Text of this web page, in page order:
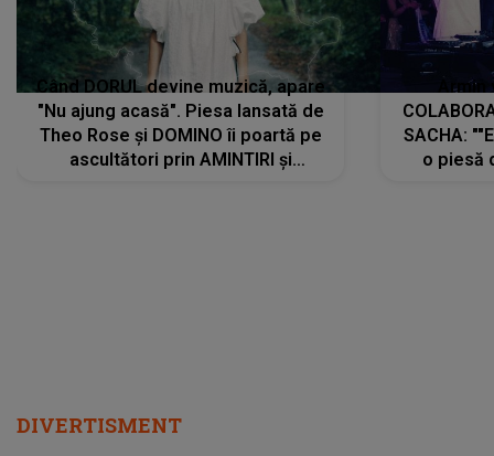
Când DORUL devine muzică, apare
"Nu ajung acasă". Piesa lansată de
Theo Rose și DOMINO îi poartă pe
ascultători prin AMINTIRI și
SACHA:
o piesă
DIVERTISMENT